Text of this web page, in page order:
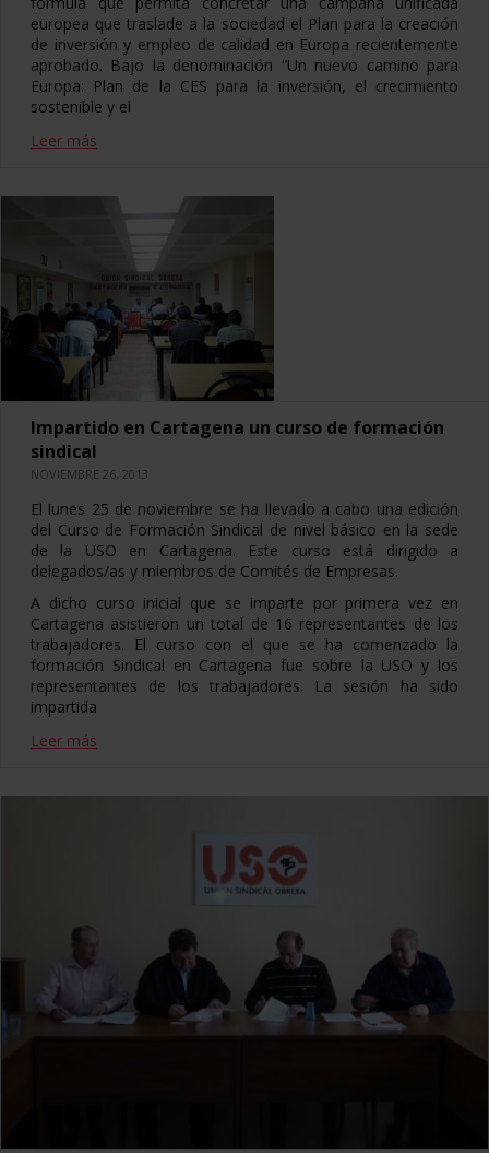
europea que traslade a la sociedad el Plan para la creación
de inversión y empleo de calidad en Europa recientemente
aprobado. Bajo la denominación “Un nuevo camino para
Europa: Plan de la CES para la inversión, el crecimiento
sostenible y el
Leer más
Impartido en Cartagena un curso de formación
sindical
NOVIEMBRE 26, 2013
El lunes 25 de noviembre se ha llevado a cabo una edición
del Curso de Formación Sindical de nivel básico en la sede
de la USO en Cartagena. Este curso está dirigido a
delegados/as y miembros de Comités de Empresas.
A dicho curso inicial que se imparte por primera vez en
Cartagena asistieron un total de 16 representantes de los
trabajadores. El curso con el que se ha comenzado la
formación Sindical en Cartagena fue sobre la USO y los
representantes de los trabajadores. La sesión ha sido
impartida
Leer más